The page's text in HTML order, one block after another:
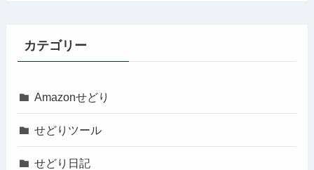
カテゴリー
Amazonせどり
せどりツール
せどり日記